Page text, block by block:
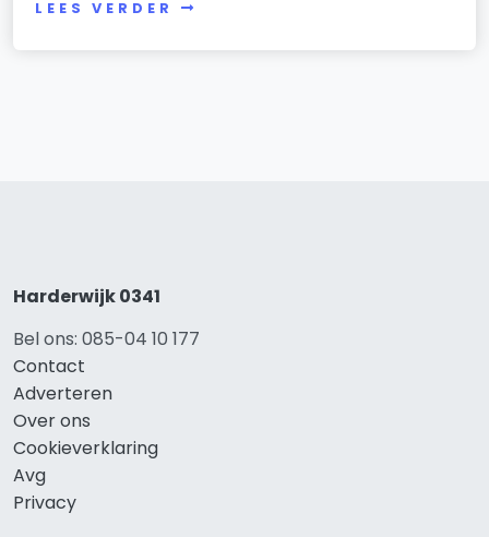
LEES VERDER
Harderwijk 0341
Bel ons: 085-04 10 177
Contact
Adverteren
Over ons
Cookieverklaring
Avg
Privacy